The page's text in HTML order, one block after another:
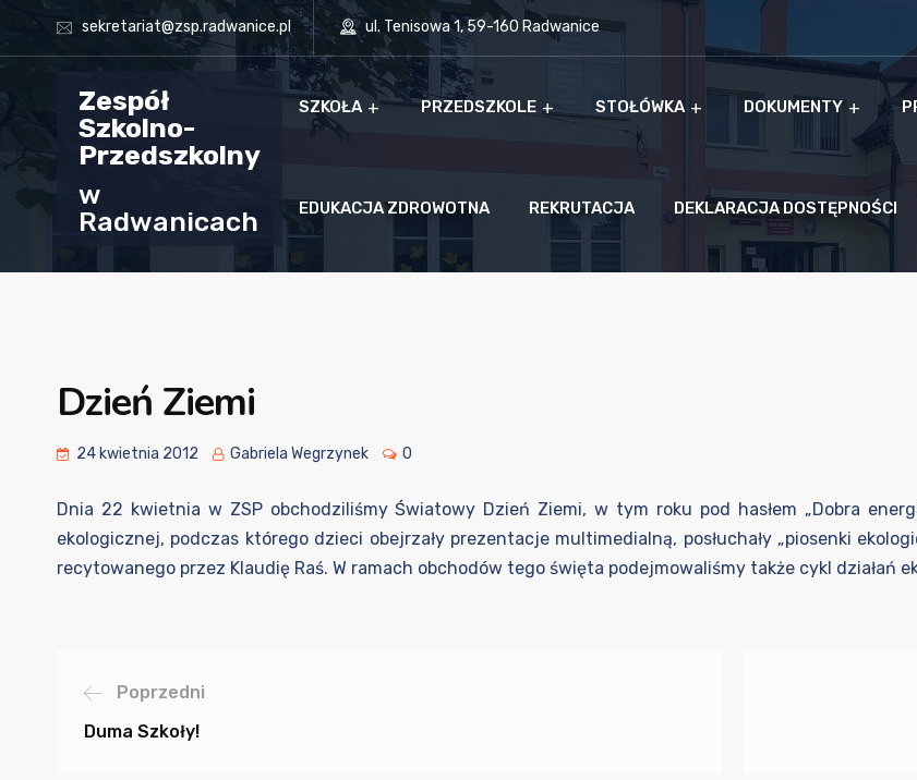
sekretariat@zsp.radwanice.pl ul. Tenisowa 1, 59-160 Radwanice
Zespół
Szkolno-
Przedszkolny
w
Radwanicach
SZKOŁA PRZEDSZKOLE STOŁÓWKA DOKUMENTY
EDUKACJA ZDROWOTNA REKRUTACJA DEKLARACJA DOSTĘPNOŚCI
Dzień Ziemi
24 kwietnia 2012 Gabriela Wegrzynek 0
Dnia 22 kwietnia w ZSP obchodziliśmy Światowy Dzień Ziemi, w tym roku pod hasłem „Dobra
ekologicznej, podczas którego dzieci obejrzały prezentacje multimedialną, posłuchały „piosenki
recytowanego przez Klaudię Raś. W ramach obchodów tego święta podejmowaliśmy także cykl działań
Poprzedni
Duma Szkoły!